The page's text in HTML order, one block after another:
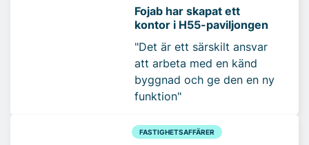
Fojab har skapat ett
kontor i H55-paviljongen
"Det är ett särskilt ansvar
att arbeta med en känd
byggnad och ge den en ny
funktion"
FASTIGHETSAFFÄRER